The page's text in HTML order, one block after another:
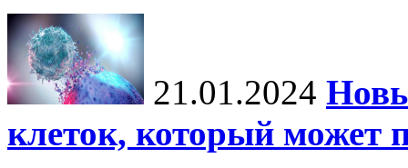
21.01.2024
клеток, который может